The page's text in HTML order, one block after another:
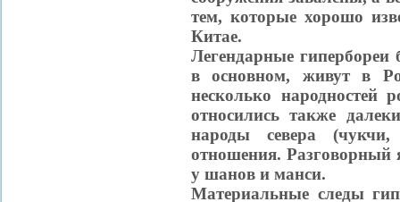
тем, которые хорошо
Китае.
Легендарные
в основном, живут в
несколько народностей
относились также
народы севера
отношения. Разговорный
у шанов и манси.
Материальные следы